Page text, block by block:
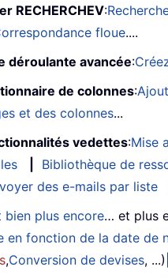
RECHERCHEV:
floue....
déroulante avancée:
de colonnes:
et des colonnes...
vedettes:Mise
Bibliothèque de
des e-mails par liste
bien plus encore… et plus
en fonction de la date de
,Conversion de devises, ...)